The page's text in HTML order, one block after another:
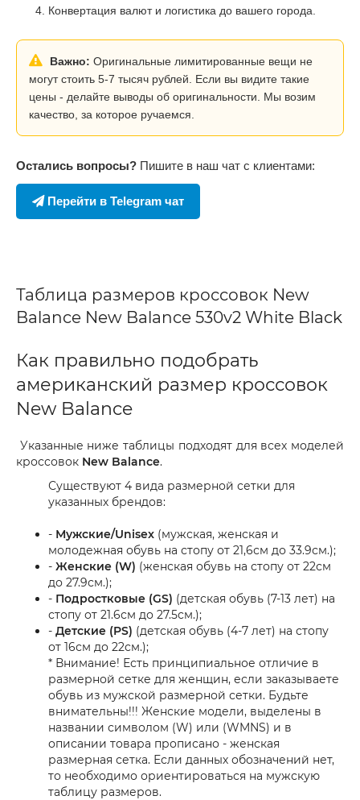
Конвертация валют и логистика до вашего города.
Важно: Оригинальные лимитированные вещи не
могут стоить 5-7 тысяч рублей. Если вы видите такие
цены - делайте выводы об оригинальности. Мы возим
качество, за которое ручаемся.
Остались вопросы? Пишите в наш чат с клиентами:
Перейти в Telegram чат
Таблица размеров кроссовок New
Balance New Balance 530v2 White Black
Как правильно подобрать
американский размер кроссовок
New Balance
Указанные ниже таблицы подходят для всех моделей
кроссовок New Balance.
Существуют 4 вида размерной сетки для
указанных брендов:
- Мужские/Unisex (мужская, женская и
молодежная обувь на стопу от 21,6см до 33.9см.);
- Женские (W) (женская обувь на стопу от 22см
до 27.9см.);
- Подростковые (GS) (детская обувь (7-13 лет) на
стопу от 21.6см до 27.5см.);
- Детские (PS) (детская обувь (4-7 лет) на стопу
от 16см до 22см.);
* Внимание! Есть принципиальное отличие в
размерной сетке для женщин, если заказываете
обувь из мужской размерной сетки. Будьте
внимательны!!! Женские модели, выделены в
названии символом (W) или (WMNS) и в
описании товара прописано - женская
размерная сетка. Если данных обозначений нет,
то необходимо ориентироваться на мужскую
таблицу размеров.